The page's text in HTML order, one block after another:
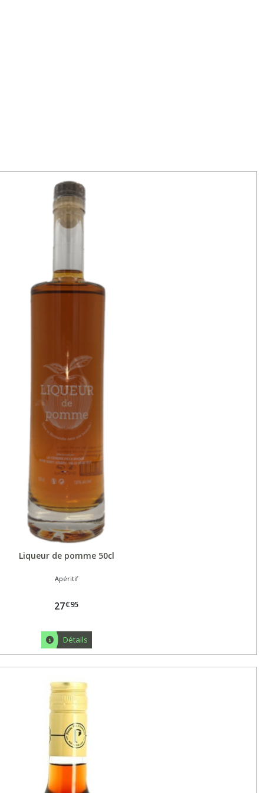
Liqueur de pomme 50cl
Apéritif
27€95
Détails